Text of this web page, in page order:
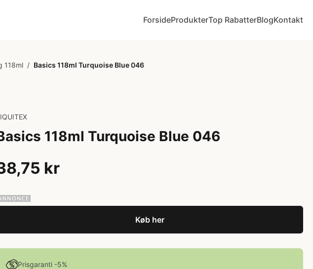
ForsideProdukterTop RabatterBlogKontakt
118ml / Basics 118ml Turquoise Blue 046
118ml Turquoise Blue 046
kr
Køb her
Prisgaranti -5%